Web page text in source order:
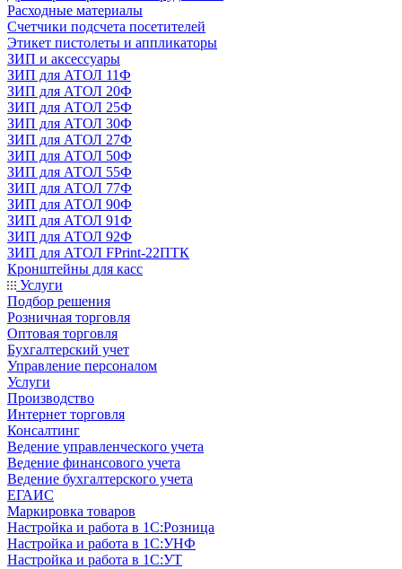
Расходные материалы
Счетчики подсчета посетителей
Этикет пистолеты и аппликаторы
ЗИП и аксессуары
ЗИП для АТОЛ 11Ф
ЗИП для АТОЛ 20Ф
ЗИП для АТОЛ 25Ф
ЗИП для АТОЛ 30Ф
ЗИП для АТОЛ 27Ф
ЗИП для АТОЛ 50Ф
ЗИП для АТОЛ 55Ф
ЗИП для АТОЛ 77Ф
ЗИП для АТОЛ 90Ф
ЗИП для АТОЛ 91Ф
ЗИП для АТОЛ 92Ф
ЗИП для АТОЛ FPrint-22ПТК
Кронштейны для касс
Услуги
Подбор решения
Розничная торговля
Оптовая торговля
Бухгалтерский учет
Управление персоналом
Услуги
Производство
Интернет торговля
Консалтинг
Ведение управленческого учета
Ведение финансового учета
Ведение бухгалтерского учета
ЕГАИС
Маркировка товаров
Настройка и работа в 1С:Розница
Настройка и работа в 1С:УНФ
Настройка и работа в 1С:УТ